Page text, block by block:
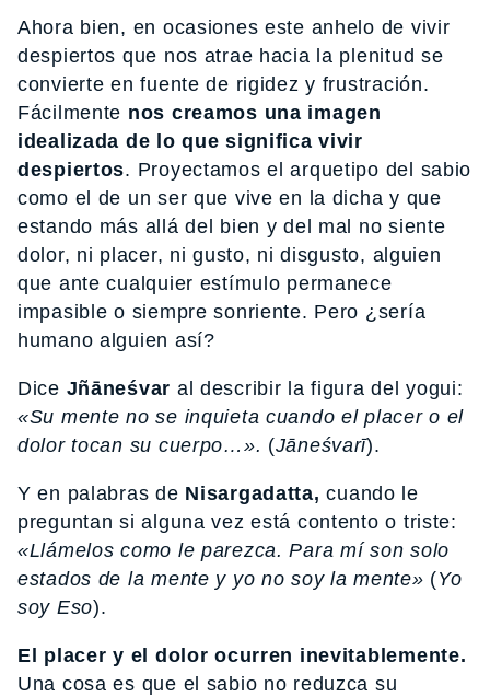
Ahora bien, en ocasiones este anhelo de vivir
despiertos que nos atrae hacia la plenitud se
convierte en fuente de rigidez y frustración.
Fácilmente nos creamos una imagen
idealizada de lo que significa vivir
despiertos. Proyectamos el arquetipo del sabio
como el de un ser que vive en la dicha y que
estando más allá del bien y del mal no siente
dolor, ni placer, ni gusto, ni disgusto, alguien
que ante cualquier estímulo permanece
impasible o siempre sonriente. Pero ¿sería
humano alguien así?
Dice Jñāneśvar al describir la figura del yogui:
«Su mente no se inquieta cuando el placer o el
dolor tocan su cuerpo…». (Jāneśvarī).
Y en palabras de Nisargadatta, cuando le
preguntan si alguna vez está contento o triste:
«Llámelos como le parezca. Para mí son solo
estados de la mente y yo no soy la mente» (Yo
soy Eso).
El placer y el dolor ocurren inevitablemente.
Una cosa es que el sabio no reduzca su